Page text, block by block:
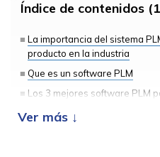
Índice de contenidos
La importancia del sistema
producto en la industria
Que es un software PLM
Los 3 mejores software PLM